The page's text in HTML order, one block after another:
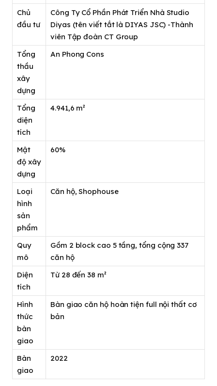
Chủ
đầu tư
Công Ty Cổ Phần Phát Triển Nhà Studio
Diyas (tên viết tắt là DIYAS JSC) -Thành
viên Tập đoàn CT Group
Tổng
thầu
xây
dựng
An Phong Cons
Tổng
diện
tích
4.941,6 m²
Mật
độ xây
dựng
60%
Loại
hình
sản
phẩm
Căn hộ, Shophouse
Quy
mô
Gồm 2 block cao 5 tầng, tổng cộng 337
căn hộ
Diện
tích
Từ 28 đến 38 m²
Hình
thức
bàn
giao
Bàn giao căn hộ hoàn tiện full nội thất cơ
bản
Bàn
giao
2022